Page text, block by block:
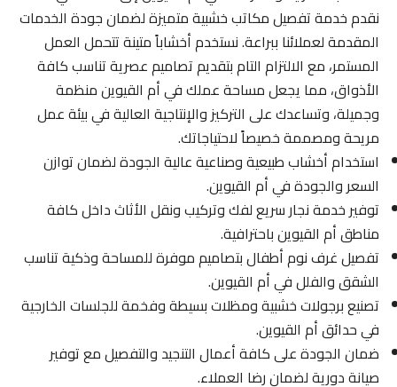
نقدم خدمة تفصيل مكاتب خشبية متميزة لضمان جودة الخدمات
المقدمة لعملائنا ببراعة. نستخدم أخشاباً متينة تتحمل العمل
المستمر، مع الالتزام التام بتقديم تصاميم عصرية تناسب كافة
الأذواق، مما يجعل مساحة عملك في أم القيوين منظمة
وجميلة، وتساعدك على التركيز والإنتاجية العالية في بيئة عمل
مريحة ومصممة خصيصاً لاحتياجاتك.
استخدام أخشاب طبيعية وصناعية عالية الجودة لضمان توازن
السعر والجودة في أم القيوين.
توفير خدمة نجار سريع لفك وتركيب ونقل الأثاث داخل كافة
مناطق أم القيوين باحترافية.
تفصيل غرف نوم أطفال بتصاميم موفرة للمساحة وذكية تناسب
الشقق والفلل في أم القيوين.
تصنيع برجولات خشبية ومظلات بسيطة وفخمة للجلسات الخارجية
في حدائق أم القيوين.
ضمان الجودة على كافة أعمال التنجيد والتفصيل مع توفير
صيانة دورية لضمان رضا العملاء.